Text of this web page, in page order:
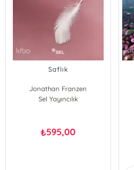
Saflık
Jonathan Franzen
Sel Yayıncılık
₺595,00